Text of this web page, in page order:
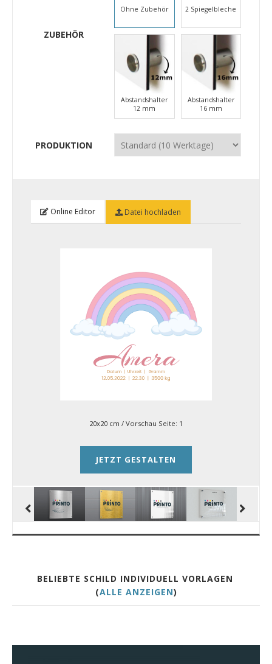
ZUBEHÖR
Ohne Zubehör 2 Spiegelbleche
Abstandshalter
12 mm
Abstandshalter
16 mm
PRODUKTION
Online Editor Datei hochladen
20x20 cm / Vorschau Seite: 1
JETZT GESTALTEN
BELIEBTE SCHILD INDIVIDUELL VORLAGEN
(ALLE ANZEIGEN)